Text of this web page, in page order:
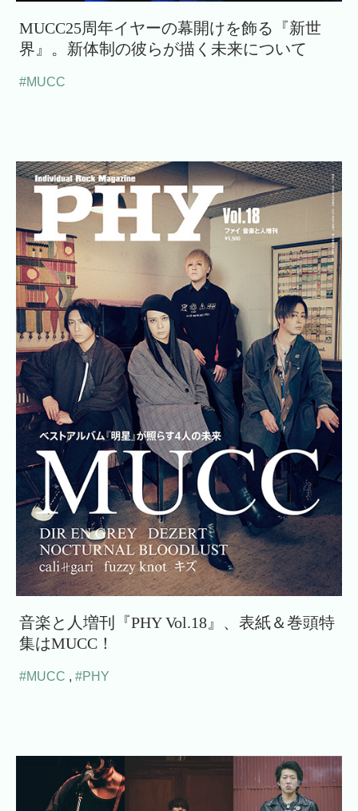
MUCC25周年イヤーの幕開けを飾る『新世
界』。新体制の彼らが描く未来について
#MUCC
音楽と人増刊『PHY Vol.18』、表紙＆巻頭特
集はMUCC！
#MUCC , #PHY